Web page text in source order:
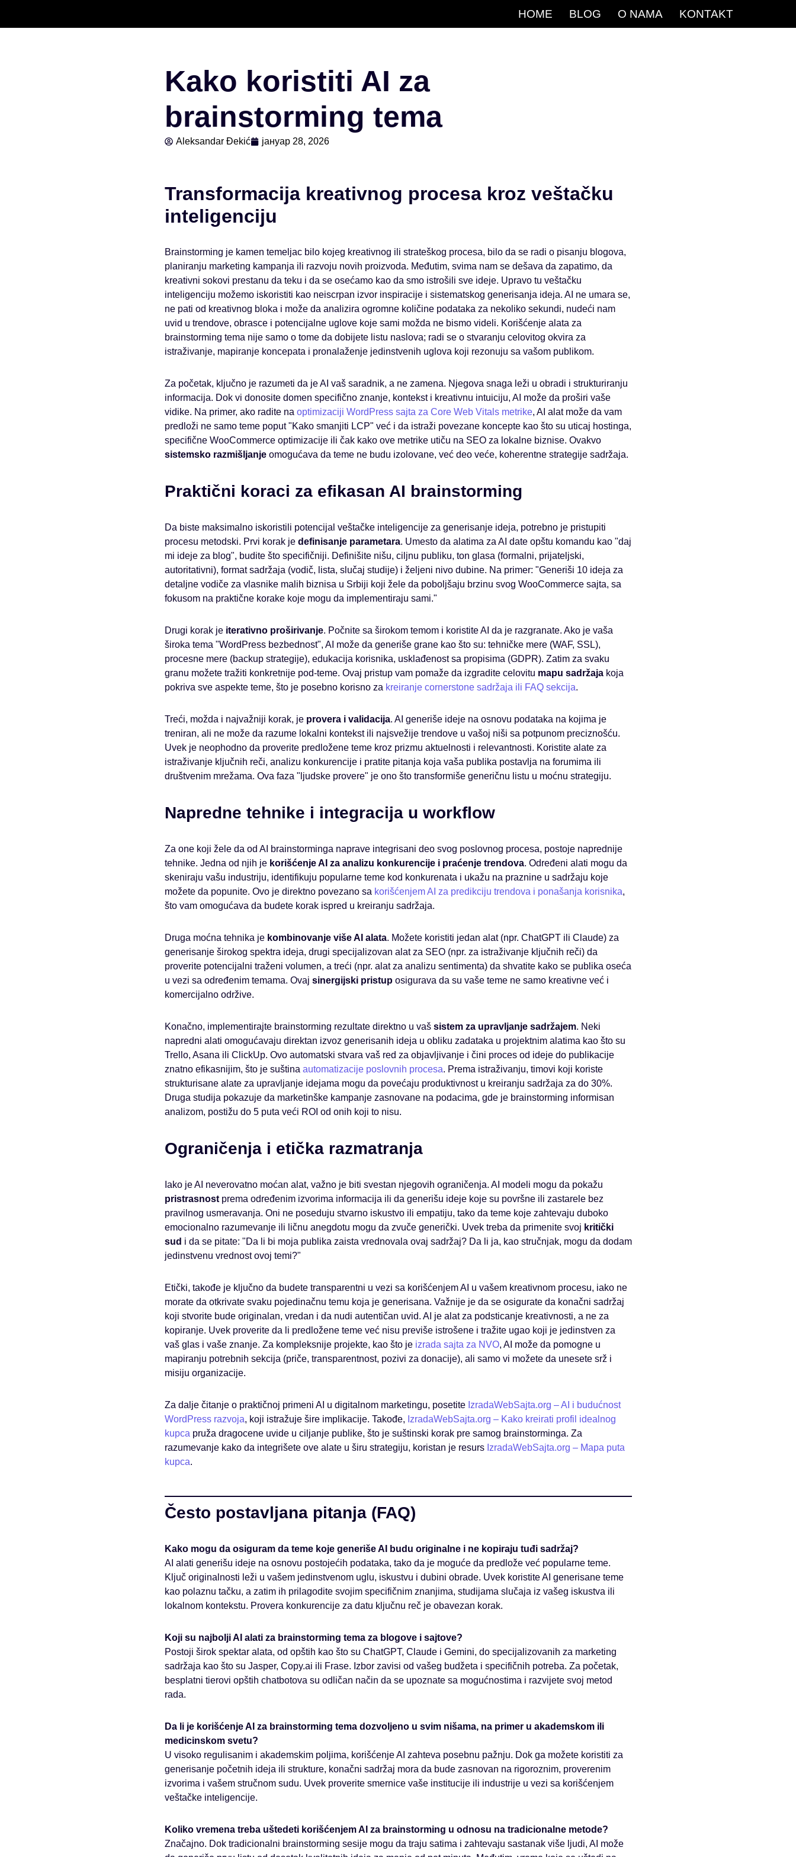
HOME BLOG O NAMA KONTAKT
Kako koristiti AI za
brainstorming tema
Aleksandar Đekić јануар 28, 2026
Transformacija kreativnog procesa kroz veštačku
inteligenciju
Brainstorming je kamen temeljac bilo kojeg kreativnog ili strateškog procesa, bilo da se radi o pisanju blogova,
planiranju marketing kampanja ili razvoju novih proizvoda. Međutim, svima nam se dešava da zapatimo, da
kreativni sokovi prestanu da teku i da se osećamo kao da smo istrošili sve ideje. Upravo tu veštačku
inteligenciju možemo iskoristiti kao neiscrpan izvor inspiracije i sistematskog generisanja ideja. AI ne umara se,
ne pati od kreativnog bloka i može da analizira ogromne količine podataka za nekoliko sekundi, nudeći nam
uvid u trendove, obrasce i potencijalne uglove koje sami možda ne bismo videli. Korišćenje alata za
brainstorming tema nije samo o tome da dobijete listu naslova; radi se o stvaranju celovitog okvira za
istraživanje, mapiranje koncepata i pronalaženje jedinstvenih uglova koji rezonuju sa vašom publikom.
Za početak, ključno je razumeti da je AI vaš saradnik, a ne zamena. Njegova snaga leži u obradi i strukturiranju
informacija. Dok vi donosite domen specifično znanje, kontekst i kreativnu intuiciju, AI može da proširi vaše
vidike. Na primer, ako radite na optimizaciji WordPress sajta za Core Web Vitals metrike, AI alat može da vam
predloži ne samo teme poput "Kako smanjiti LCP" već i da istraži povezane koncepte kao što su uticaj hostinga,
specifične WooCommerce optimizacije ili čak kako ove metrike utiču na SEO za lokalne biznise. Ovakvo
sistemsko razmišljanjeomogućava da teme ne budu izolovane, već deo veće, koherentne strategije sadržaja.
Praktični koraci za efikasan AI brainstorming
Da biste maksimalno iskoristili potencijal veštačke inteligencije za generisanje ideja, potrebno je pristupiti
procesu metodski. Prvi korak je definisanje parametara. Umesto da alatima za AI date opštu komandu kao "daj
mi ideje za blog", budite što specifičniji. Definišite nišu, ciljnu publiku, ton glasa (formalni, prijateljski,
autoritativni), format sadržaja (vodič, lista, slučaj studije) i željeni nivo dubine. Na primer: "Generiši 10 ideja za
detaljne vodiče za vlasnike malih biznisa u Srbiji koji žele da poboljšaju brzinu svog WooCommerce sajta, sa
fokusom na praktične korake koje mogu da implementiraju sami."
Drugi korak je iterativno proširivanje. Počnite sa širokom temom i koristite AI da je razgranate. Ako je vaša
široka tema "WordPress bezbednost", AI može da generiše grane kao što su: tehničke mere (WAF, SSL),
procesne mere (backup strategije), edukacija korisnika, usklađenost sa propisima (GDPR). Zatim za svaku
granu možete tražiti konkretnije pod-teme. Ovaj pristup vam pomaže da izgradite celovitu mapu sadržajakoja
pokriva sve aspekte teme, što je posebno korisno za kreiranje cornerstone sadržaja ili FAQ sekcija.
Treći, možda i najvažniji korak, je provera i validacija. AI generiše ideje na osnovu podataka na kojima je
treniran, ali ne može da razume lokalni kontekst ili najsvežije trendove u vašoj niši sa potpunom preciznošću.
Uvek je neophodno da proverite predložene teme kroz prizmu aktuelnosti i relevantnosti. Koristite alate za
istraživanje ključnih reči, analizu konkurencije i pratite pitanja koja vaša publika postavlja na forumima ili
društvenim mrežama. Ova faza "ljudske provere" je ono što transformiše generičnu listu u moćnu strategiju.
Napredne tehnike i integracija u workflow
Za one koji žele da od AI brainstorminga naprave integrisani deo svog poslovnog procesa, postoje naprednije
tehnike. Jedna od njih je korišćenje AI za analizu konkurencije i praćenje trendova. Određeni alati mogu da
skeniraju vašu industriju, identifikuju popularne teme kod konkurenata i ukažu na praznine u sadržaju koje
možete da popunite. Ovo je direktno povezano sa korišćenjem AI za predikciju trendova i ponašanja korisnika,
što vam omogućava da budete korak ispred u kreiranju sadržaja.
Druga moćna tehnika je kombinovanje više AI alata. Možete koristiti jedan alat (npr. ChatGPT ili Claude) za
generisanje širokog spektra ideja, drugi specijalizovan alat za SEO (npr. za istraživanje ključnih reči) da
proverite potencijalni traženi volumen, a treći (npr. alat za analizu sentimenta) da shvatite kako se publika oseća
u vezi sa određenim temama. Ovaj sinergijski pristuposigurava da su vaše teme ne samo kreativne već i
komercijalno održive.
Konačno, implementirajte brainstorming rezultate direktno u vaš sistem za upravljanje sadržajem. Neki
napredni alati omogućavaju direktan izvoz generisanih ideja u obliku zadataka u projektnim alatima kao što su
Trello, Asana ili ClickUp. Ovo automatski stvara vaš red za objavljivanje i čini proces od ideje do publikacije
znatno efikasnijim, što je suština automatizacije poslovnih procesa. Prema istraživanju, timovi koji koriste
strukturisane alate za upravljanje idejama mogu da povećaju produktivnost u kreiranju sadržaja za do 30%.
Druga studija pokazuje da marketinške kampanje zasnovane na podacima, gde je brainstorming informisan
analizom, postižu do 5 puta veći ROI od onih koji to nisu.
Ograničenja i etička razmatranja
Iako je AI neverovatno moćan alat, važno je biti svestan njegovih ograničenja. AI modeli mogu da pokažu
pristrasnostprema određenim izvorima informacija ili da generišu ideje koje su površne ili zastarele bez
pravilnog usmeravanja. Oni ne poseduju stvarno iskustvo ili empatiju, tako da teme koje zahtevaju duboko
emocionalno razumevanje ili ličnu anegdotu mogu da zvuče generički. Uvek treba da primenite svoj kritički
sud i da se pitate: "Da li bi moja publika zaista vrednovala ovaj sadržaj? Da li ja, kao stručnjak, mogu da dodam
jedinstvenu vrednost ovoj temi?"
Etički, takođe je ključno da budete transparentni u vezi sa korišćenjem AI u vašem kreativnom procesu, iako ne
morate da otkrivate svaku pojedinačnu temu koja je generisana. Važnije je da se osigurate da konačni sadržaj
koji stvorite bude originalan, vredan i da nudi autentičan uvid. AI je alat za podsticanje kreativnosti, a ne za
kopiranje. Uvek proverite da li predložene teme već nisu previše istrošene i tražite ugao koji je jedinstven za
vaš glas i vaše znanje. Za kompleksnije projekte, kao što je izrada sajta za NVO, AI može da pomogne u
mapiranju potrebnih sekcija (priče, transparentnost, pozivi za donacije), ali samo vi možete da unesete srž i
misiju organizacije.
Za dalje čitanje o praktičnoj primeni AI u digitalnom marketingu, posetite IzradaWebSajta.org – AI i budućnost
WordPress razvoja, koji istražuje šire implikacije. Takođe, IzradaWebSajta.org – Kako kreirati profil idealnog
kupca pruža dragocene uvide u ciljanje publike, što je suštinski korak pre samog brainstorminga. Za
razumevanje kako da integrišete ove alate u širu strategiju, koristan je resurs IzradaWebSajta.org – Mapa puta
kupca.
Često postavljana pitanja (FAQ)
Kako mogu da osiguram da teme koje generiše AI budu originalne i ne kopiraju tuđi sadržaj?
AI alati generišu ideje na osnovu postojećih podataka, tako da je moguće da predlože već popularne teme.
Ključ originalnosti leži u vašem jedinstvenom uglu, iskustvu i dubini obrade. Uvek koristite AI generisane teme
kao polaznu tačku, a zatim ih prilagodite svojim specifičnim znanjima, studijama slučaja iz vašeg iskustva ili
lokalnom kontekstu. Provera konkurencije za datu ključnu reč je obavezan korak.
Koji su najbolji AI alati za brainstorming tema za blogove i sajtove?
Postoji širok spektar alata, od opštih kao što su ChatGPT, Claude i Gemini, do specijalizovanih za marketing
sadržaja kao što su Jasper, Copy.ai ili Frase. Izbor zavisi od vašeg budžeta i specifičnih potreba. Za početak,
besplatni tierovi opštih chatbotova su odličan način da se upoznate sa mogućnostima i razvijete svoj metod
rada.
Da li je korišćenje AI za brainstorming tema dozvoljeno u svim nišama, na primer u akademskom ili
medicinskom svetu?
U visoko regulisanim i akademskim poljima, korišćenje AI zahteva posebnu pažnju. Dok ga možete koristiti za
generisanje početnih ideja ili strukture, konačni sadržaj mora da bude zasnovan na rigoroznim, proverenim
izvorima i vašem stručnom sudu. Uvek proverite smernice vaše institucije ili industrije u vezi sa korišćenjem
veštačke inteligencije.
Koliko vremena treba uštedeti korišćenjem AI za brainstorming u odnosu na tradicionalne metode?
Značajno. Dok tradicionalni brainstorming sesije mogu da traju satima i zahtevaju sastanak više ljudi, AI može